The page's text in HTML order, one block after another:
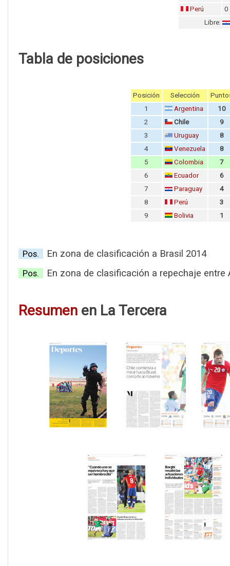
Perú
0
Libre:
Tabla de posiciones
Posición Selección
1
Argentina
10
2
Chile
9
3
Uruguay
8
4
Venezuela
8
5
Colombia
7
6
Ecuador
6
7
Paraguay
4
8
Perú
3
9
Bolivia 1
Pos. En zona de clasificación a Brasil 2014
Pos. En zona de clasificación a repechaje entre
Resumen en La Tercera